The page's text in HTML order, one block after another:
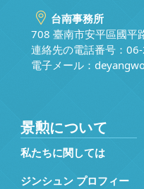
台南事務所
708 臺南市安平區國平
連絡先の電話番号：
電子メール：
景勲について
私たちに関しては
ジンシュン プロフィー